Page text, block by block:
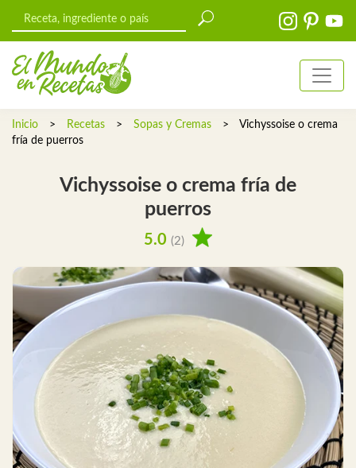
Inicio > Recetas > Sopas y Cremas >
Vichyssoise o crema
fría de puerros
Vichyssoise o crema fría de
puerros
5.0 (2)